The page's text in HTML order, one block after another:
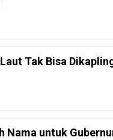
Tak Bisa
Nama untuk